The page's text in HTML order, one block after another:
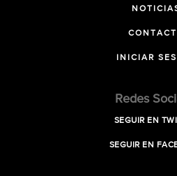
INICIAR
Redes
SEGUIR EN
SEGUIR EN